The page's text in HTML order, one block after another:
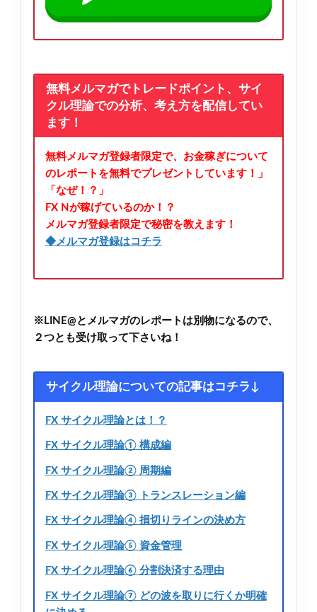
無料メルマガでトレードポイント、サイ
クル理論での分析、考え方を配信してい
ます！
無料メルマガ登録者限定で、お金稼ぎについて
のレポートを無料でプレゼントしています！」
「なぜ！？」
FX Nが稼げているのか！？
メルマガ登録者限定で秘密を教えます！
◆メルマガ登録はコチラ
※LINE@とメルマガのレポートは別物になるので、
２つとも受け取って下さいね！
サイクル理論についての記事はコチラ↓
FX サイクル理論とは！？
FX サイクル理論① 構成編
FX サイクル理論② 周期編
FX サイクル理論③ トランスレーション編
FX サイクル理論④ 損切りラインの決め方
FX サイクル理論⑤ 資金管理
FX サイクル理論⑥ 分割決済する理由
FX サイクル理論⑦ どの波を取りに行くか明確